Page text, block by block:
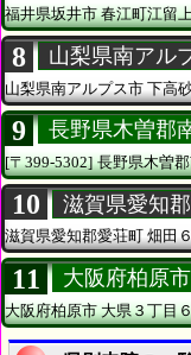
福井県坂井市春江町江留
8 山梨県南アル
山梨県南アルプス市 下高
9 長野県木曽郡
[〒399-5302] 長野県木曽
10 滋賀県愛知
滋賀県愛知郡愛荘町畑田
11 大阪府柏原
大阪府柏原市大県３丁目